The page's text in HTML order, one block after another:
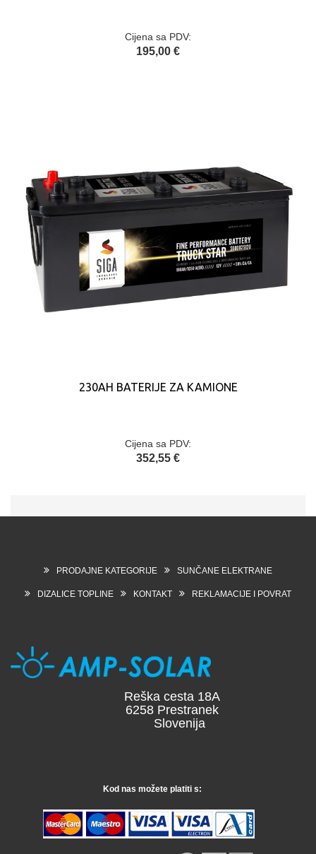
Cijena sa PDV:
195,00 €
230AH BATERIJE ZA KAMIONE
Cijena sa PDV:
352,55 €
PRODAJNE KATEGORIJE SUNČANE ELEKTRANE
DIZALICE TOPLINE KONTAKT REKLAMACIJE I POVRAT
Reška cesta 18A
6258 Prestranek
Slovenija
Kod nas možete platiti s: